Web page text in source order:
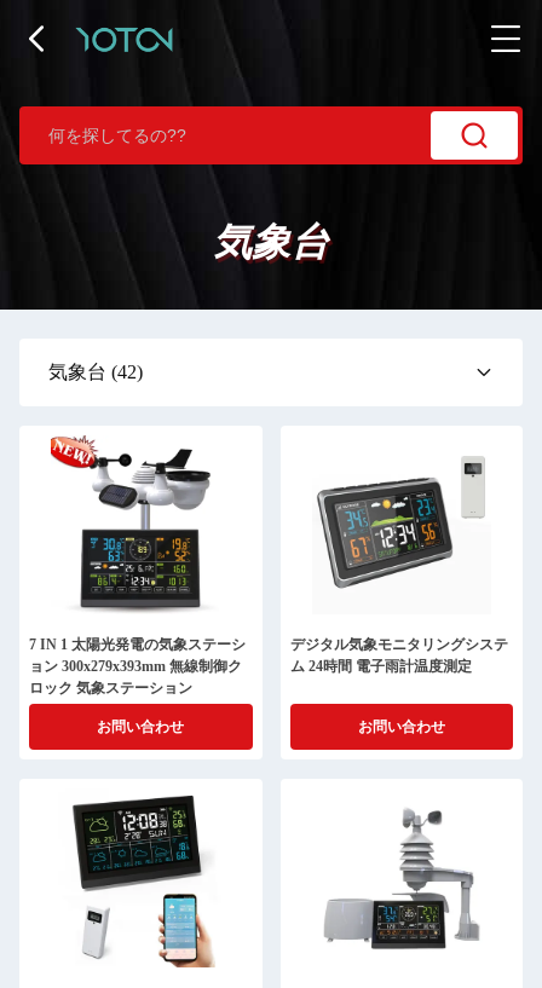
気象台
気象台 (42)
7 IN 1 太陽光発電の気象ステーシ
ョン 300x279x393mm 無線制御ク
ロック 気象ステーション
お問い合わせ
デジタル気象モニタリングシステ
ム 24時間 電子雨計温度測定
お問い合わせ